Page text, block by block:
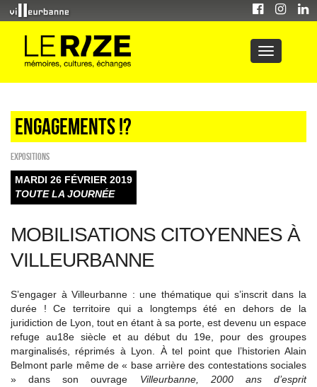
Engagements !?
EXPOSITIONS
MARDI 26 FÉVRIER 2019
TOUTE LA JOURNÉE
MOBILISATIONS CITOYENNES À
VILLEURBANNE
S’engager à Villeurbanne : une thématique qui s’inscrit dans la
durée ! Ce territoire qui a longtemps été en dehors de la
juridiction de Lyon, tout en étant à sa porte, est devenu un espace
refuge au18e siècle et au début du 19e, pour des groupes
marginalisés, réprimés à Lyon. À tel point que l’historien Alain
Belmont parle même de « base arrière des contestations sociales
» dans son ouvrage Villeurbanne, 2000 ans d’esprit